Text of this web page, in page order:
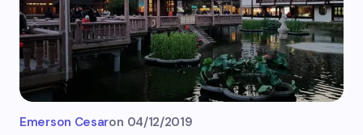
Emerson Cesaron 04/12/2019